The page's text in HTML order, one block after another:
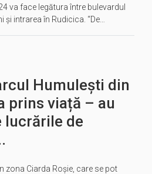
va face legătura între bulevardul
și intrarea în Rudicica. “De…
Humulești din
prins viață – au
de
zona Ciarda Roșie, care se pot